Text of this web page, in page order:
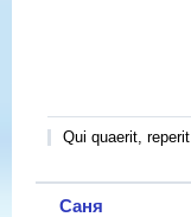
Qui quaerit, reperit
Саня